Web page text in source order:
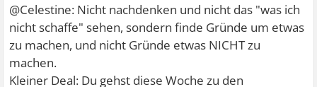
@Celestine: Nicht nachdenken und nicht das "was ich
nicht schaffe" sehen, sondern finde Gründe um etwas
zu machen, und nicht Gründe etwas NICHT zu
machen.
Kleiner Deal: Du gehst diese Woche zu den